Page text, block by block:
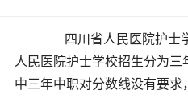
四川省人民医院护士
人民医院护士学校招生分为
中三年中职对分数线没有要